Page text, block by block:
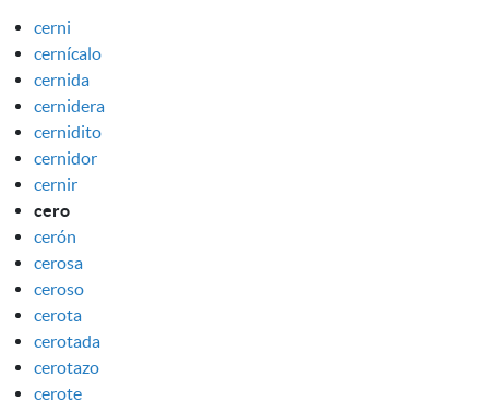
cerni
cernícalo
cernida
cernidera
cernidito
cernidor
cernir
cero
cerón
cerosa
ceroso
cerota
cerotada
cerotazo
cerote